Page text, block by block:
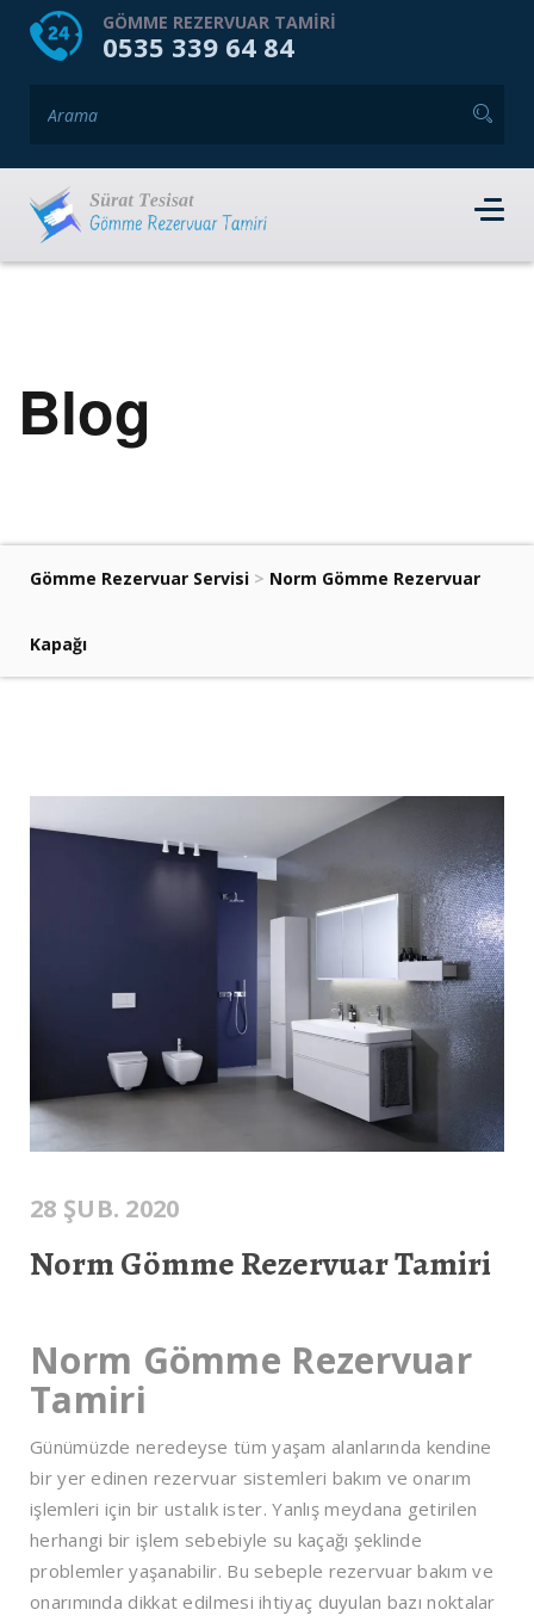
HOME HAKKIMIZDA
GÖMME REZERVUAR TAMIRI
0535 339 64 84
Blog
Gömme Rezervuar Servisi > Norm Gömme Rezervuar
Kapağı
28 ŞUB. 2020
Norm Gömme Rezervuar Tamiri
Norm Gömme Rezervuar
Tamiri
Günümüzde neredeyse tüm yaşam alanlarında kendine
bir yer edinen rezervuar sistemleri bakım ve onarım
işlemleri için bir ustalık ister. Yanlış meydana getirilen
herhangi bir işlem sebebiyle su kaçağı şeklinde
problemler yaşanabilir. Bu sebeple rezervuar bakım ve
onarımında dikkat edilmesi ihtiyaç duyulan bazı noktalar